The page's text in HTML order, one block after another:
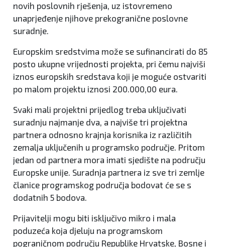
novih poslovnih rješenja, uz istovremeno
unaprjeđenje njihove prekogranične poslovne
suradnje.
Europskim sredstvima može se sufinancirati do 85
posto ukupne vrijednosti projekta, pri čemu najviši
iznos europskih sredstava koji je moguće ostvariti
po malom projektu iznosi 200.000,00 eura.
Svaki mali projektni prijedlog treba uključivati
suradnju najmanje dva, a najviše tri projektna
partnera odnosno krajnja korisnika iz različitih
zemalja uključenih u programsko područje. Pritom
jedan od partnera mora imati sjedište na području
Europske unije. Suradnja partnera iz sve tri zemlje
članice programskog područja bodovat će se s
dodatnih 5 bodova.
Prijavitelji mogu biti isključivo mikro i mala
poduzeća koja djeluju na programskom
pograničnom području Republike Hrvatske, Bosne i